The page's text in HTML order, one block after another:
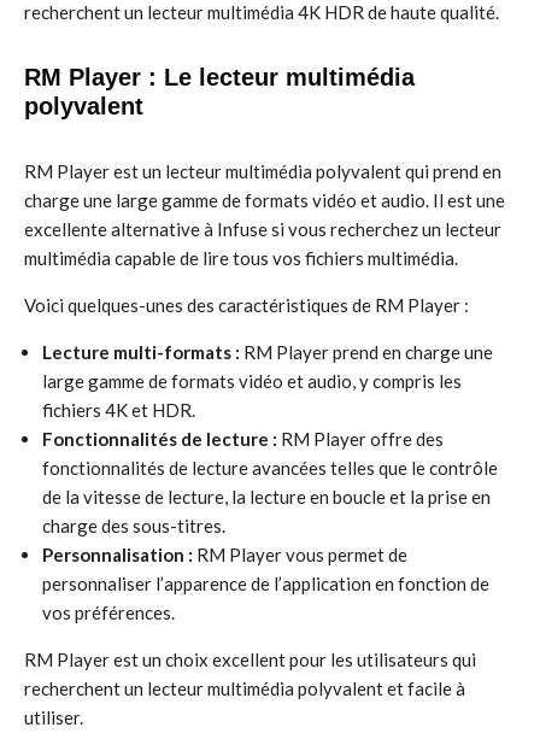
recherchent un lecteur multimédia 4K HDR de haute qualité.
RM Player : Le lecteur multimédia
polyvalent
RM Player est un lecteur multimédia polyvalent qui prend en
charge une large gamme de formats vidéo et audio. Il est une
excellente alternative à Infuse si vous recherchez un lecteur
multimédia capable de lire tous vos fichiers multimédia.
Voici quelques-unes des caractéristiques de RM Player :
Lecture multi-formats : RM Player prend en charge une
large gamme de formats vidéo et audio, y compris les
fichiers 4K et HDR.
Fonctionnalités de lecture : RM Player offre des
fonctionnalités de lecture avancées telles que le contrôle
de la vitesse de lecture, la lecture en boucle et la prise en
charge des sous-titres.
Personnalisation : RM Player vous permet de
personnaliser l’apparence de l’application en fonction de
vos préférences.
RM Player est un choix excellent pour les utilisateurs qui
recherchent un lecteur multimédia polyvalent et facile à
utiliser.